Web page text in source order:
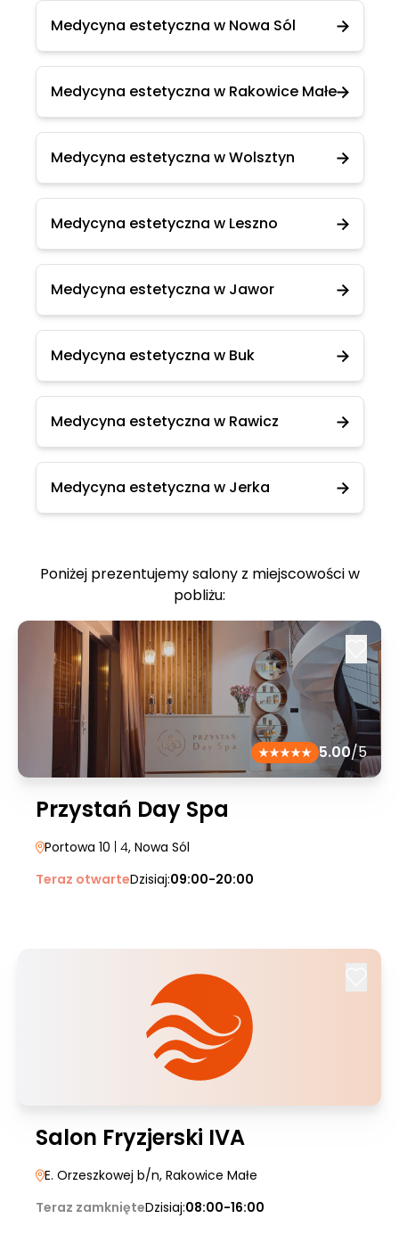
Medycyna estetyczna w Nowa Sól
Medycyna estetyczna w Rakowice Małe
Medycyna estetyczna w Wolsztyn
Medycyna estetyczna w Leszno
Medycyna estetyczna w Jawor
Medycyna estetyczna w Buk
Medycyna estetyczna w Rawicz
Medycyna estetyczna w Jerka
Poniżej prezentujemy salony z miejscowości w
pobliżu:
5.00/5
Przystań Day Spa
Portowa 10 | 4, Nowa Sól
Teraz otwarteDzisiaj:09:00-20:00
Salon Fryzjerski IVA
E. Orzeszkowej b/n, Rakowice Małe
Teraz zamknięteDzisiaj:08:00-16:00